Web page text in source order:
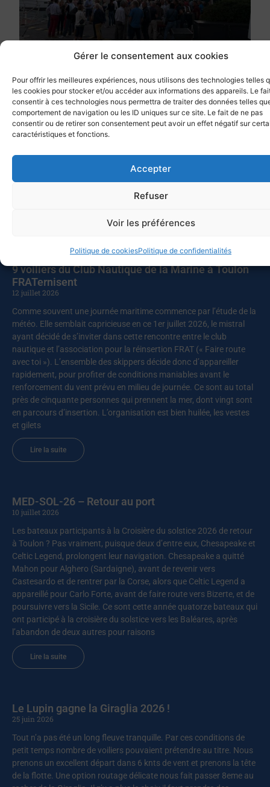
Gérer le consentement aux cookies
Pour offrir les meilleures expériences, nous utilisons des technologies telles
les cookies pour stocker et/ou accéder aux informations des appareils. Le
consentir à ces technologies nous permettra de traiter des données telles
comportement de navigation ou les ID uniques sur ce site. Le fait de ne pas
consentir ou de retirer son consentement peut avoir un effet négatif sur
caractéristiques et fonctions.
Accepter
Refuser
Voir les préférences
Politique de cookiesPolitique de confidentialités
Retourner aux communications
Partager cet article
Autres actualités
9 voiliers du Club Nautique de la Marine à Toulon
FRATernisent
12 juillet 2026
Comme souvent une journée maritime commence par l’étude de la
météo. Elle semblait capricieuse en ce 1er juillet 2026, le mistral
ayant décidé de s’inviter dans cette rencontre entre le club
nautique et l’association pour la réinsertion FRAT (« Faire route
avec toi »). L’ensemble des skippers décide donc d’appareiller
rapidement, pour profiter de conditions maniables avant le
renforcement du vent prévu en milieu de journée. Ce sont au total
près de cinquante personnes qui prennent la mer, dont vingt sont
en parcours d’insertion. L’organisation est bien huilée, les vestes
et gilets
Lire la suite
MED-SOL-26 – Retour au port
10 juillet 2026
Les bateaux participants à la Croisière du solstice 2026 de retour
à Toulon ? Pas vraiment, puisque deux d’entre eux, Chesapeake et
Celtic Legend, prolongent leur navigation. Chesapeake a quitté
Mahon pour Alghero (Sardaigne), avant de revenir vers
Castesardo et de rentrer par la Corse, alors que Celtic Legend a
appareillé pour Carlo Forte, avant de faire route vers Bizerte, et de
poursuivre vers la Sicile. Ce sont cette année quatorze bateaux qui
ont participé à la croisière du solstice vers les Baléares, après
l’abandon de deux autres pour raisons
Lire la suite
Le Lupin gagne la Giraglia 2026 !
25 juin 2026
Tout n’a pas été un long fleuve tranquille. Par ces conditions de
petit temps nombre de voiliers pouvaient prétendre au titre. Nous
prenons un excellent départ dans 6 knts de vent et prenons la tête
de la flotte. Une option routage délicate nous fait passer 8eme au